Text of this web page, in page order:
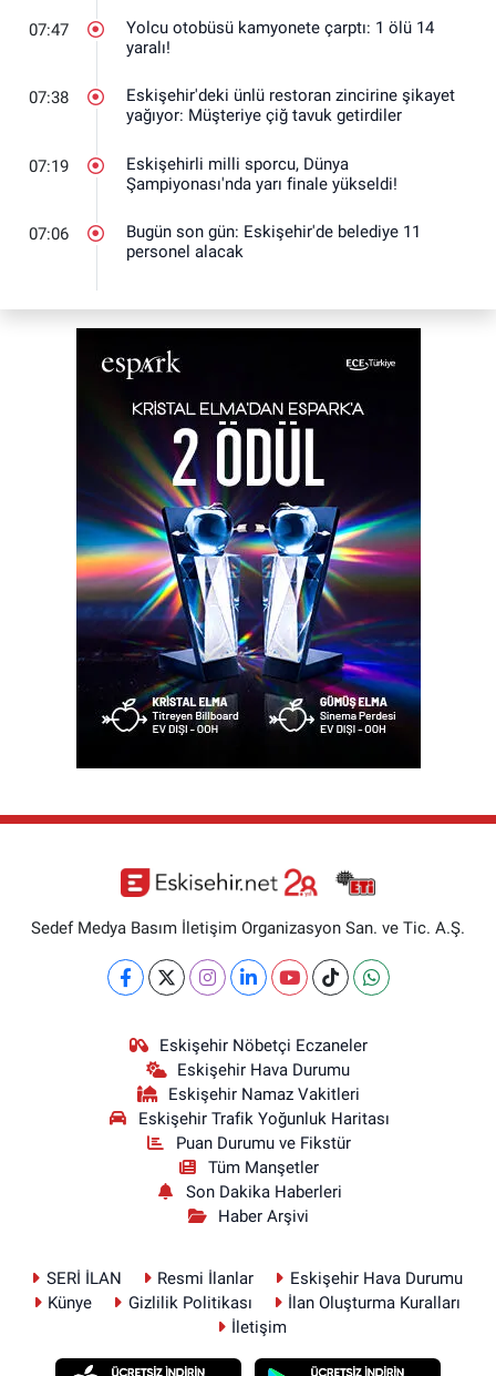
07:47
Yolcu otobüsü kamyonete çarptı: 1 ölü 14
yaralı!
07:38
Eskişehir'deki ünlü restoran zincirine şikayet
yağıyor: Müşteriye çiğ tavuk getirdiler
07:19
Eskişehirli milli sporcu, Dünya
Şampiyonası'nda yarı finale yükseldi!
07:06
Bugün son gün: Eskişehir'de belediye 11
personel alacak
Sedef Medya Basım İletişim Organizasyon San. ve Tic. A.Ş.
Eskişehir Nöbetçi Eczaneler
Eskişehir Hava Durumu
Eskişehir Namaz Vakitleri
Eskişehir Trafik Yoğunluk Haritası
Puan Durumu ve Fikstür
Tüm Manşetler
Son Dakika Haberleri
Haber Arşivi
SERİ İLAN Resmi İlanlar
Eskişehir Hava Durumu
Künye
Gizlilik Politikası
İlan Oluşturma Kuralları
İletişim